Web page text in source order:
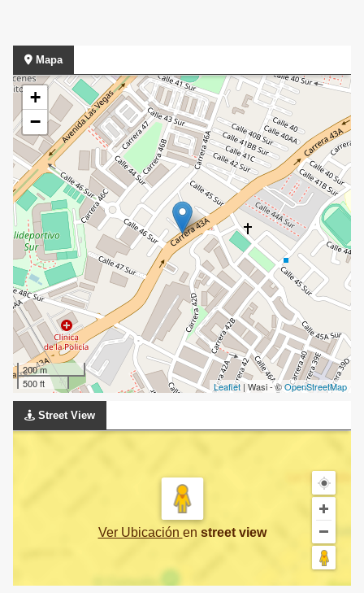
Mapa
+
−
200 m
500 ft
Leaflet | Wasi - ©OpenStreetMap
Street View
Ver Ubicación en street view